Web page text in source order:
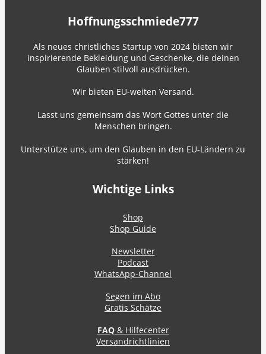
Hoffnungsschmiede777
Als neues christliches Startup von 2024 bieten wir
inspirierende Bekleidung und Geschenke, die deinen
Glauben stilvoll ausdrücken.
Wir bieten EU-weiten Versand.
Lasst uns gemeinsam das Wort Gottes unter die
Menschen bringen.
Unterstütze uns, um den Glauben in den EU-Ländern zu
stärken!
Wichtige Links
Shop
Shop Guide
Newsletter
Podcast
WhatsApp-Channel
Segen im Abo
Gratis Schätze
FAQ& Hilfecenter
Versandrichtlinien